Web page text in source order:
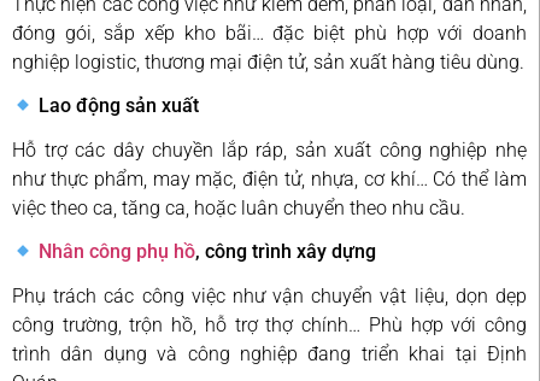
đóng gói, sắp xếp kho bãi… đặc biệt phù hợp với doanh
nghiệp logistic, thương mại điện tử, sản xuất hàng tiêu dùng.
Lao động sản xuất
Hỗ trợ các dây chuyền lắp ráp, sản xuất công nghiệp nhẹ
như thực phẩm, may mặc, điện tử, nhựa, cơ khí… Có thể làm
việc theo ca, tăng ca, hoặc luân chuyển theo nhu cầu.
Nhân công phụ hồ, công trình xây dựng
Phụ trách các công việc như vận chuyển vật liệu, dọn dẹp
công trường, trộn hồ, hỗ trợ thợ chính… Phù hợp với công
trình dân dụng và công nghiệp đang triển khai tại Định